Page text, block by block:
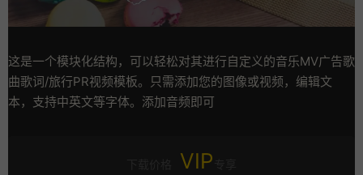
这是一个模块化结构，可以轻松对其进行自定义的音乐MV广告歌
曲歌词/旅行PR视频模板。只需添加您的图像或视频，编辑文
本，支持中英文等字体。添加音频即可
VIP